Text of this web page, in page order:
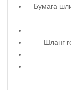
Бумага
Шланг